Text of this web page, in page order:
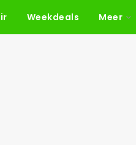
Weekdeals Meer